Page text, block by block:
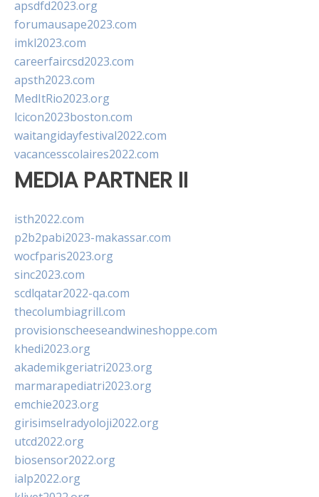
apsdfd2023.org
forumausape2023.com
imkl2023.com
careerfaircsd2023.com
apsth2023.com
MedItRio2023.org
lcicon2023boston.com
waitangidayfestival2022.com
vacancesscolaires2022.com
MEDIA PARTNER II
isth2022.com
p2b2pabi2023-makassar.com
wocfparis2023.org
sinc2023.com
scdlqatar2022-qa.com
thecolumbiagrill.com
provisionscheeseandwineshoppe.com
khedi2023.org
akademikgeriatri2023.org
marmarapediatri2023.org
emchie2023.org
girisimselradyoloji2022.org
utcd2022.org
biosensor2022.org
ialp2022.org